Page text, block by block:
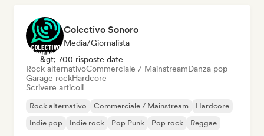
Colectivo Sonoro
Media/Giornalista
&gt; 700 risposte date
Rock alternativoCommerciale / MainstreamDanza pop
Garage rockHardcore
Scrivere articoli
Rock alternativo Commerciale / Mainstream
Hardcore
Indie pop
Indie rock Pop Punk Pop rock Reggae